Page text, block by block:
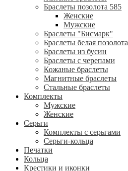
Браслеты позолота 585
Женские
Мужские
Браслеты "Бисмарк"
Браслеты белая позолота
Браслеты из бусин
Браслеты с черепами
Кожаные браслеты
Магнитные браслеты
Стальные браслеты
Комплекты
Мужские
Женские
Серьги
Комплекты с серьгами
Серьги-кольца
Печатки
Кольца
Крестики и иконки